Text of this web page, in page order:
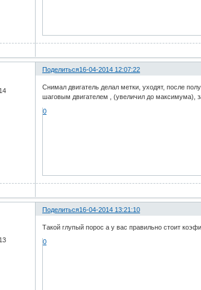
Поделиться16-04-2014 12:07:22
Снимал двигатель делал метки, уходят, после
шаговым двигателем , (увеличил до максимума),
0
Поделиться16-04-2014 13:21:10
Такой глупый порос а у вас правильно стоит
0